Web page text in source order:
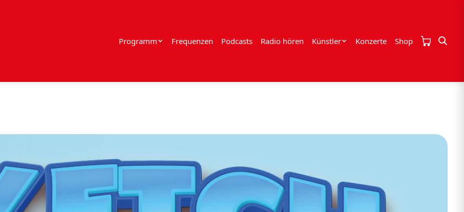
Programm Frequenzen Podcasts Radio hören Künstler Konzerte Shop